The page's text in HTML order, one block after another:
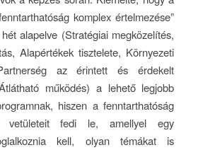
komplex értelmezése”
alapelve (Stratégiai megközelítés,
Alapértékek tisztelete, Környezeti
az érintett és érdekelt
működés) a lehető legjobb
hiszen a fenntarthatóság
vetületeit fedi le, amellyel egy
kell, olyan témákat is